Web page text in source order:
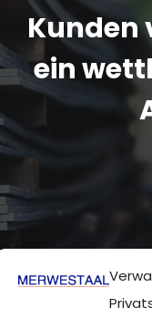
Kunden
ein